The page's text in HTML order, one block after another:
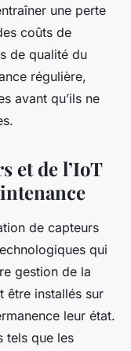
une perte
coûts de
de qualité du
régulière,
avant qu’ils ne
et de l’IoT
de capteurs
qui
gestion de la
être installés sur
leur état.
tels que les